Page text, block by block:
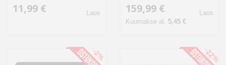
11,99 € Laos 159,99 €
Kuumakse al. 5,45 €
Laos
-2% -22%